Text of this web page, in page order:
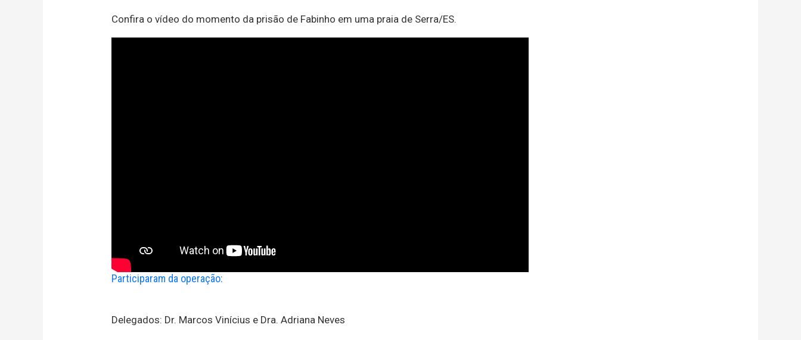
Confira o vídeo do momento da prisão de Fabinho em uma praia de Serra/ES.
Participaram da operação:
Delegados: Dr. Marcos Vinícius e Dra. Adriana Neves